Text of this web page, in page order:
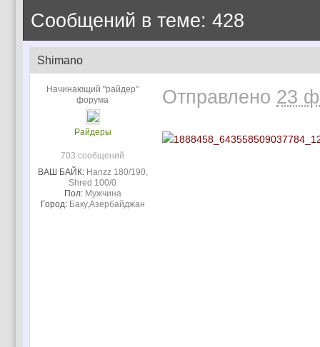
Сообщений в теме: 428
Shimano
Начинающий "райдер"
форума
Райдеры
703 сообщений
ВАШ БАЙК: Hanzz 180/190,
Shred 100/0
Пол: Мужчина
Город: Баку,Азербайджан
Отправлено 23